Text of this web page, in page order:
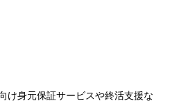
け身元保証サービスや終活支援な